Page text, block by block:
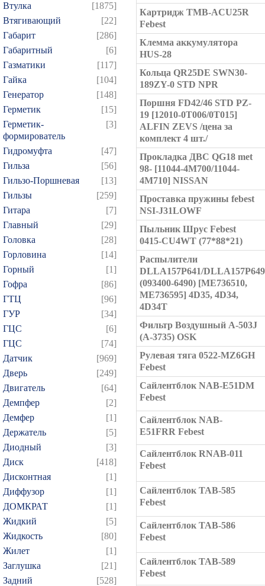
Втулка
[1875]
Втягивающий
[22]
Габарит
[286]
Габаритный
[6]
Газматики
[117]
Гайка
[104]
Генератор
[148]
Герметик
[15]
Герметик-
формирователь
[3]
Гидромуфта
[47]
Гильза
[56]
Гильзо-Поршневая
[13]
Гильзы
[259]
Гитара
[7]
Главный
[29]
Головка
[28]
Горловина
[14]
Горный
[1]
Гофра
[86]
ГТЦ
[96]
ГУР
[34]
ГЦC
[6]
ГЦС
[74]
Датчик
[969]
Дверь
[249]
Двигатель
[64]
Демпфер
[2]
Демфер
[1]
Держатель
[5]
Диодный
[3]
Диск
[418]
Дисконтная
[1]
Диффузор
[1]
ДОМКРАТ
[1]
Жидкий
[5]
Жидкость
[80]
Жилет
[1]
Заглушка
[21]
Задний
[528]
Картридж TMB-ACU25R
Febest
Клемма аккумулятора
HUS-28
Кольца QR25DE SWN30-
189ZY-0 STD NPR
Поршня FD42/46 STD PZ-
19 [12010-0T006/0T015]
ALFIN ZEVS /цена за
комплект 4 шт./
Прокладка ДВС QG18 met
98- [11044-4M700/11044-
4M710] NISSAN
Проставка пружины febest
NSI-J31LOWF
Пыльник Шрус Febest
0415-CU4WT (77*88*21)
Распылители
DLLA157P641/DLLA157P649
(093400-6490) [ME736510,
ME736595] 4D35, 4D34,
4D34T
Фильтр Воздушный A-503J
(A-3735) OSK
Рулевая тяга 0522-MZ6GH
Febest
Сайлентблок NAB-E51DM
Febest
Сайлентблок NAB-
E51FRR Febest
Сайлентблок RNAB-011
Febest
Сайлентблок TAB-585
Febest
Сайлентблок TAB-586
Febest
Сайлентблок TAB-589
Febest